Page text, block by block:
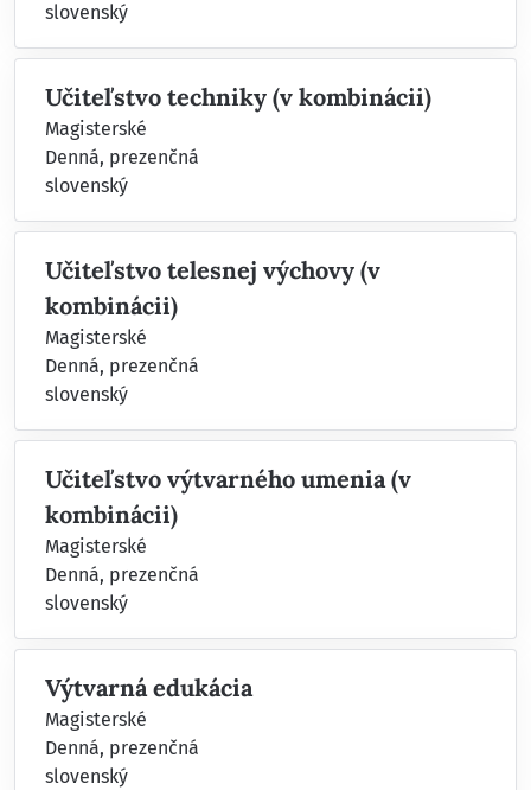
slovenský
Učiteľstvo techniky (v kombinácii)
Magisterské
Denná, prezenčná
slovenský
Učiteľstvo telesnej výchovy (v
kombinácii)
Magisterské
Denná, prezenčná
slovenský
Učiteľstvo výtvarného umenia (v
kombinácii)
Magisterské
Denná, prezenčná
slovenský
Výtvarná edukácia
Magisterské
Denná, prezenčná
slovenský